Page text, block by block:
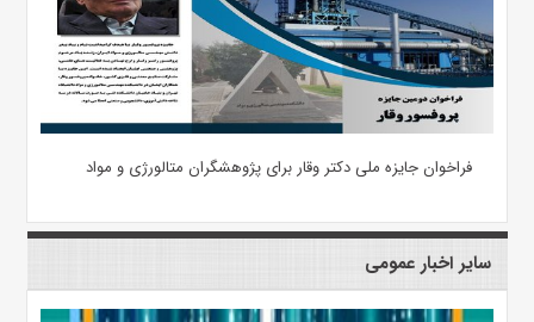
فراخوان جایزه ملی دکتر وقار برای پژوهشگران متالورژی و مواد
سایر اخبار عمومی